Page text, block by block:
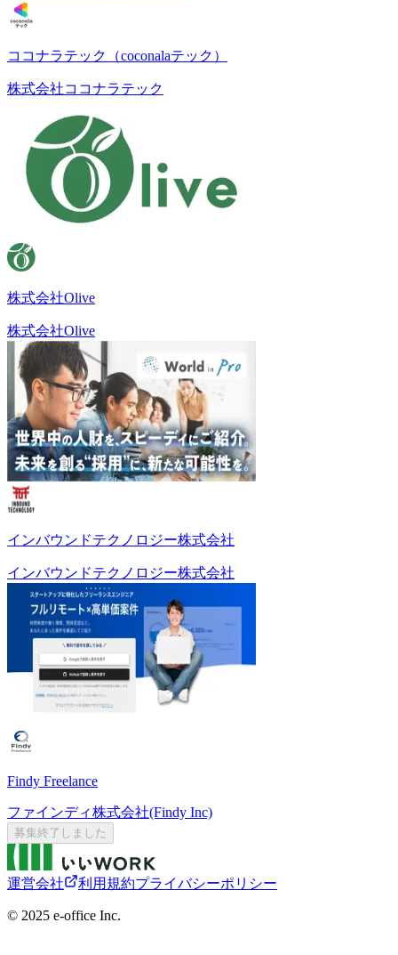
ココナラテック（coconalaテック）
株式会社ココナラテック
株式会社Olive
株式会社Olive
インバウンドテクノロジー株式会社
インバウンドテクノロジー株式会社
Findy Freelance
ファインディ株式会社(Findy Inc)
募集終了しました
運営会社 利用規約プライバシーポリシー
©︎ 2025 e-office Inc.